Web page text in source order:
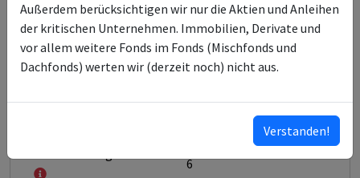
Typ des Fonds ETF
Fondsmanagement
Invesco Investment
Management Ltd
Invesco Capital
Management LLC
6
Außerdem berücksichtigen wir nur die Aktien und Anleihen
der kritischen Unternehmen. Immobilien, Derivate und
vor allem weitere Fonds im Fonds (Mischfonds und
Dachfonds) werten wir (derzeit noch) nicht aus.
Verstanden!